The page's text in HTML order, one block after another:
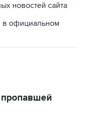
новостей сайта
в официальном
пропавшей